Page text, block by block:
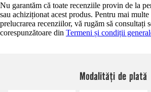
Nu garantăm că toate recenziile provin de la
sau achiziționat acest produs. Pentru mai
prelucrarea recenziilor, vă rugăm să consultați
corespunzătoare din Termeni și condiții
Modalități de plată